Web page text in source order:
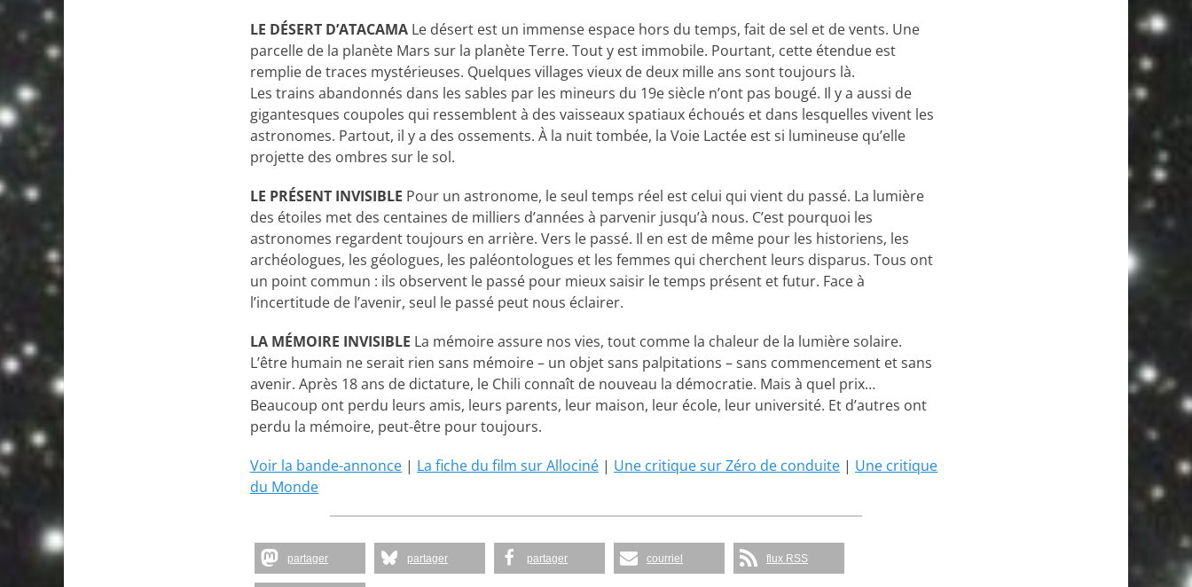
LE DÉSERT D’ATACAMA Le désert est un immense espace hors du temps, fait de sel et de vents. Une
parcelle de la planète Mars sur la planète Terre. Tout y est immobile. Pourtant, cette étendue est
remplie de traces mystérieuses. Quelques villages vieux de deux mille ans sont toujours là.
Les trains abandonnés dans les sables par les mineurs du 19e siècle n’ont pas bougé. Il y a aussi de
gigantesques coupoles qui ressemblent à des vaisseaux spatiaux échoués et dans lesquelles vivent les
astronomes. Partout, il y a des ossements. À la nuit tombée, la Voie Lactée est si lumineuse qu’elle
projette des ombres sur le sol.
LE PRÉSENT INVISIBLE Pour un astronome, le seul temps réel est celui qui vient du passé. La lumière
des étoiles met des centaines de milliers d’années à parvenir jusqu’à nous. C’est pourquoi les
astronomes regardent toujours en arrière. Vers le passé. Il en est de même pour les historiens, les
archéologues, les géologues, les paléontologues et les femmes qui cherchent leurs disparus. Tous ont
un point commun : ils observent le passé pour mieux saisir le temps présent et futur. Face à
l’incertitude de l’avenir, seul le passé peut nous éclairer.
LA MÉMOIRE INVISIBLE La mémoire assure nos vies, tout comme la chaleur de la lumière solaire.
L’être humain ne serait rien sans mémoire – un objet sans palpitations – sans commencement et sans
avenir. Après 18 ans de dictature, le Chili connaît de nouveau la démocratie. Mais à quel prix…
Beaucoup ont perdu leurs amis, leurs parents, leur maison, leur école, leur université. Et d’autres ont
perdu la mémoire, peut-être pour toujours.
Voir la bande-annonce | La fiche du film sur Allociné | Une critique sur Zéro de conduite | Une critique
du Monde
partager partager partager courriel flux RSS